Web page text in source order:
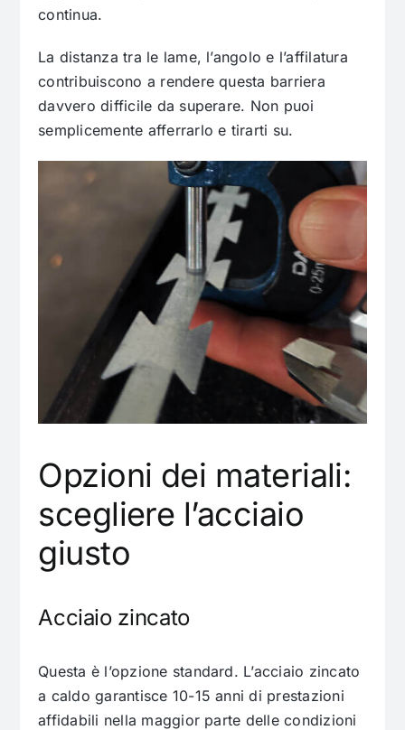
continua.
La distanza tra le lame, l’angolo e l’affilatura
contribuiscono a rendere questa barriera
davvero difficile da superare. Non puoi
semplicemente afferrarlo e tirarti su.
Opzioni dei materiali:
scegliere l’acciaio
giusto
Acciaio zincato
Questa è l’opzione standard. L’acciaio zincato
a caldo garantisce 10-15 anni di prestazioni
affidabili nella maggior parte delle condizioni